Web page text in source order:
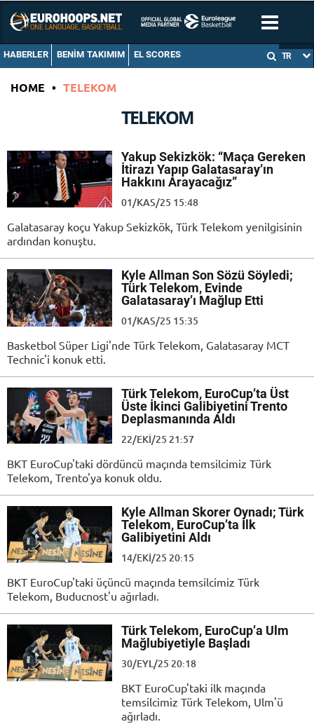
HABERLER BENIM TAKIMIM EL SCORES TR
HOME • TELEKOM
TELEKOM
Yakup Sekizkök: “Maça Gereken
İtirazı Yapıp Galatasaray’ın
Hakkını Arayacağız”
01/KAS/25 15:48
Galatasaray koçu Yakup Sekizkök, Türk Telekom yenilgisinin
ardından konuştu.
Kyle Allman Son Sözü Söyledi;
Türk Telekom, Evinde
Galatasaray’ı Mağlup Etti
01/KAS/25 15:35
Basketbol Süper Ligi'nde Türk Telekom, Galatasaray MCT
Technic'i konuk etti.
Türk Telekom, EuroCup’ta Üst
Üste İkinci Galibiyetini Trento
Deplasmanında Aldı
22/EKI/25 21:57
BKT EuroCup'taki dördüncü maçında temsilcimiz Türk
Telekom, Trento'ya konuk oldu.
Kyle Allman Skorer Oynadı; Türk
Telekom, EuroCup’ta İlk
Galibiyetini Aldı
14/EKI/25 20:15
BKT EuroCup'taki üçüncü maçında temsilcimiz Türk
Telekom, Buducnost'u ağırladı.
Türk Telekom, EuroCup’a Ulm
Mağlubiyetiyle Başladı
30/EYL/25 20:18
BKT EuroCup'taki ilk maçında
temsilcimiz Türk Telekom, Ulm'ü
ağırladı.